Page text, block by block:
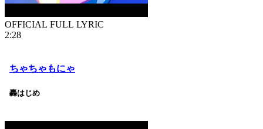
OFFICIAL FULL LYRIC
2:28
ちゃちゃもにゃ
轟はじめ